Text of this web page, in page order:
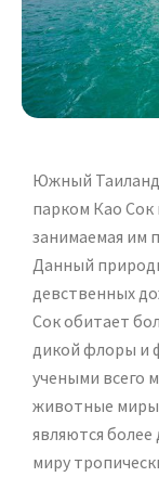
Южный Таиланд
парком Као
занимаемая им
Данный
девственных
Сок обитает
дикой флоры и
учеными всего
животные миры
являются
миру